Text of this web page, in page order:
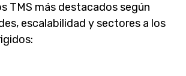
TMS más destacados según
escalabilidad y sectores a los